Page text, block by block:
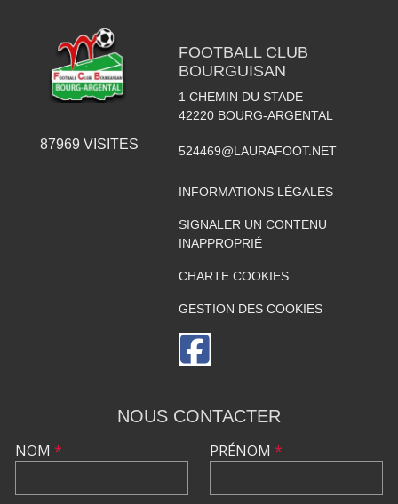
87969 VISITES
FOOTBALL CLUB
BOURGUISAN
1 CHEMIN DU STADE
42220 BOURG-ARGENTAL
524469@LAURAFOOT.NET
INFORMATIONS LÉGALES
SIGNALER UN CONTENU
INAPPROPRIÉ
CHARTE COOKIES
GESTION DES COOKIES
NOUS CONTACTER
NOM * PRÉNOM *